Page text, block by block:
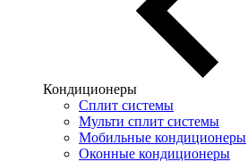
Кондиционеры
Сплит системы
Мульти сплит системы
Мобильные кондиционеры
Оконные кондиционеры